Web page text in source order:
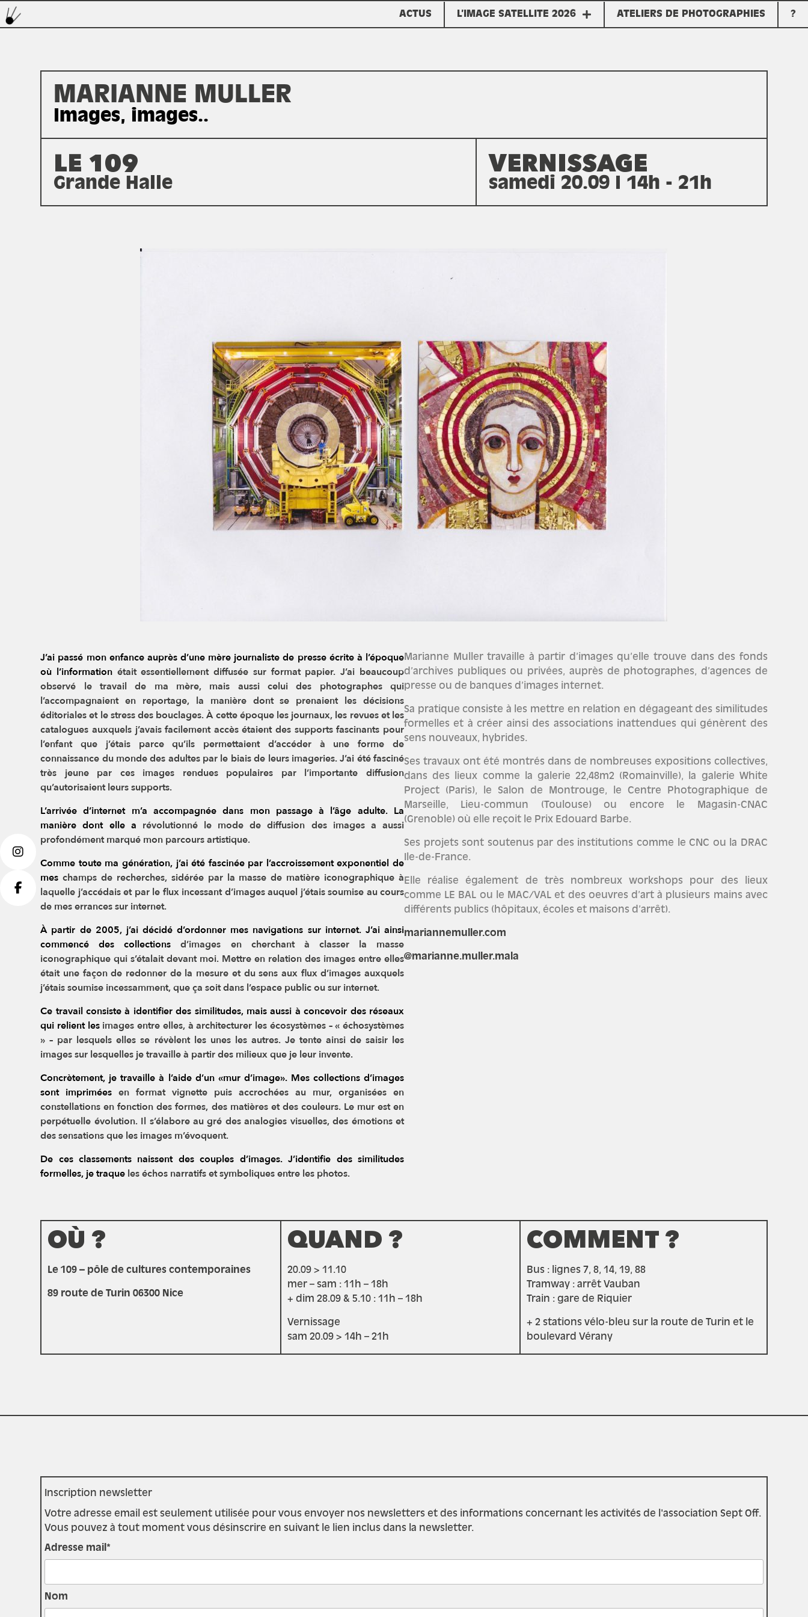
ACTUS L’IMAGE SATELLITE 2026 ATELIERS DE PHOTOGRAPHIES ?
MARIANNE MULLER
Images, images..
LE 109
Grande Halle
VERNISSAGE
samedi 20.09 I 14h - 21h
J’ai passé mon enfance auprès d’une mère journaliste de presse écrite à l’époque
où l’information était essentiellement diffusée sur format papier. J’ai beaucoup
observé le travail de ma mère, mais aussi celui des photographes qui
l’accompagnaient en reportage, la manière dont se prenaient les décisions
éditoriales et le stress des bouclages. À cette époque les journaux, les revues et les
catalogues auxquels j’avais facilement accès étaient des supports fascinants pour
l’enfant que j’étais parce qu’ils permettaient d’accéder à une forme de
connaissance du monde des adultes par le biais de leurs imageries. J’ai été fasciné
très jeune par ces images rendues populaires par l’importante diffusion
qu’autorisaient leurs supports.
L’arrivée d’internet m’a accompagnée dans mon passage à l’âge adulte. La
manière dont elle a révolutionné le mode de diffusion des images a aussi
profondément marqué mon parcours artistique.
Comme toute ma génération, j’ai été fascinée par l’accroissement exponentiel de
meschamps de recherches, sidérée par la masse de matière iconographique à
laquelle j’accédais et par le flux incessant d’images auquel j’étais soumise au cours
de mes errances sur internet.
À partir de 2005, j’ai décidé d’ordonner mes navigations sur internet. J’ai ainsi
commencé des collectionsd’images en cherchant à classer la masse
iconographique qui s’étalait devant moi. Mettreen relation des images entre elles
était une façon de redonner de la mesure et du sens aux fluxd’images auxquels
j’étais soumise incessamment, que ça soit dans l’espace public ou sur internet.
Ce travail consiste à identifier des similitudes, mais aussi à concevoir des réseaux
qui relient les images entre elles, à architecturer les écosystèmes – « échosystèmes
» – par lesquels elles se révèlent les unes les autres. Je tente ainsi de saisir les
images sur lesquelles je travaille à partir des milieux que je leur invente.
Concrètement, je travaille à l’aide d’un «mur d’image». Mes collections d’images
sont impriméesen format vignette puis accrochées au mur, organisées en
constellations en fonction des formes, des matières et des couleurs. Le mur est en
perpétuelle évolution. Il s’élabore au gré des analogies visuelles, des émotions et
des sensations que les images m’évoquent.
De ces classements naissent des couples d’images. J’identifie des similitudes
formelles, je traque les échos narratifs et symboliques entre les photos.
Marianne Muller travaille à partir d’images qu’elle trouve dans des fonds
d’archives publiques ou privées, auprès de photographes, d’agences de
presse ou de banques d’images internet.
Sa pratique consiste à les mettre en relation en dégageant des similitudes
formelles et à créer ainsi des associations inattendues qui génèrent des
sens nouveaux, hybrides.
Ses travaux ont été montrés dans de nombreuses expositions collectives,
dans des lieux comme la galerie 22,48m2 (Romainville), la galerie White
Project (Paris), le Salon de Montrouge, le Centre Photographique de
Marseille, Lieu-commun (Toulouse) ou encore le Magasin-CNAC
(Grenoble) où elle reçoit le Prix Edouard Barbe.
Ses projets sont soutenus par des institutions comme le CNC ou la DRAC
Ile-de-France.
Elle réalise également de très nombreux workshops pour des lieux
comme LE BAL ou le MAC/VAL et des oeuvres d’art à plusieurs mains avec
différents publics (hôpitaux, écoles et maisons d’arrêt).
mariannemuller.com
@marianne.muller.mala
OÙ ?
Le 109 – pôle de cultures contemporaines
89 route de Turin 06300 Nice
QUAND ?
20.09 > 11.10
mer – sam : 11h – 18h
+ dim 28.09 & 5.10 : 11h – 18h
Vernissage
sam 20.09 > 14h – 21h
COMMENT ?
Bus : lignes 7, 8, 14, 19, 88
Tramway : arrêt Vauban
Train : gare de Riquier
+ 2 stations vélo-bleu sur la route de Turin et le
boulevard Vérany
Inscription newsletter
Votre adresse email est seulement utilisée pour vous envoyer nos newsletters et des informations concernant les activités de l'association Sept Off.
Vous pouvez à tout moment vous désinscrire en suivant le lien inclus dans la newsletter.
Adresse mail*
Nom